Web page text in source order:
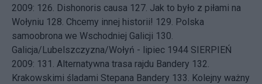
2009: 126. Dishonoris causa 127. Jak to było z piłami na
Wołyniu 128. Chcemy innej historii! 129. Polska
samoobrona we Wschodniej Galicji 130.
Galicja/Lubelszczyzna/Wołyń - lipiec 1944 SIERPIEŃ
2009: 131. Alternatywna trasa rajdu Bandery 132.
Krakowskimi śladami Stepana Bandery 133. Kolejny ważny